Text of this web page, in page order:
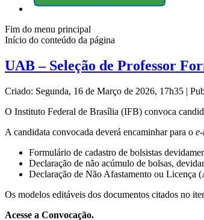
Fim do menu principal
Início do conteúdo da página
UAB – Seleção de Professor
Criado: Segunda, 16 de Março de 2026, 17h35 |
O Instituto Federal de Brasília (IFB) convoca
A candidata convocada deverá encaminhar para o
Formulário de cadastro de bolsistas
Declaração de não acúmulo de bolsas,
Declaração de Não Afastamento ou Licença
Os modelos editáveis dos documentos citados no
Acesse a Convocação.